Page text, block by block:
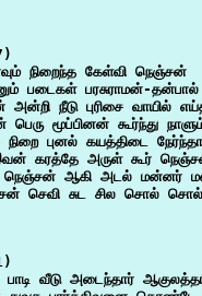
நிறைந்த கேள்வி நெஞ்சன்
படைகள் பரசுராமன்-தன்பால்
நீடு புரிசை வாயில்
மூப்பினன் கூர்ந்து
புனல் கயத்திடை
கரத்தே அருள் கூர்
நெஞ்சன் ஆகி அடல் மன்னர்
செவி சுட சில சொல்
வீடு அடைந்தார்